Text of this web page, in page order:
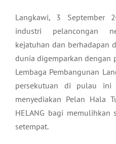
Langkawi, 3 September
industri pelancongan
kejatuhan dan berhadapan
dunia digemparkan dengan
Lembaga Pembangunan
persekutuan di pulau ini
menyediakan Pelan Hala
HELANG bagi
setempat.